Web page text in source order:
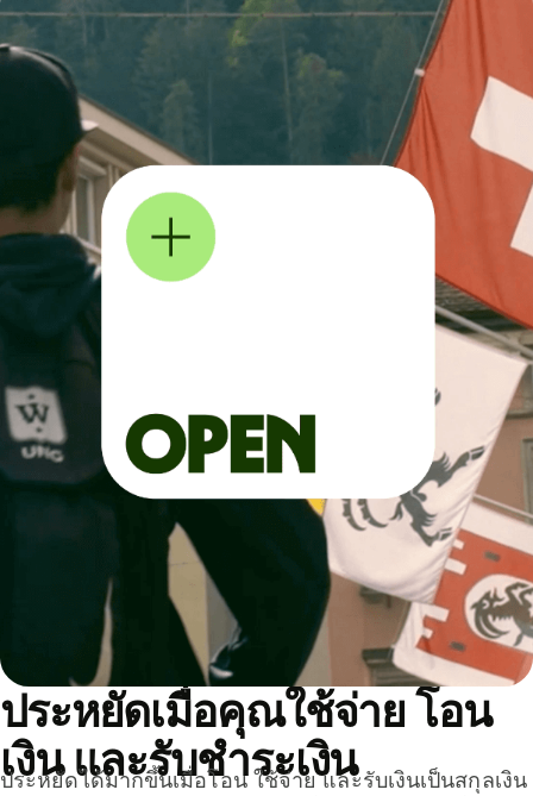
ประหยัดเมื่อคุณใช้จ่าย โอน
เงิน และรับชำระเงิน
ประหยัดได้มากขึ้นเมื่อโอน ใช้จ่าย และรับเงินเป็นสกุลเงิน